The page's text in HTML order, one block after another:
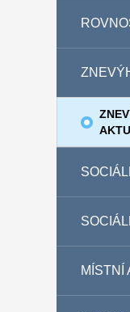
MÍSTNÍ